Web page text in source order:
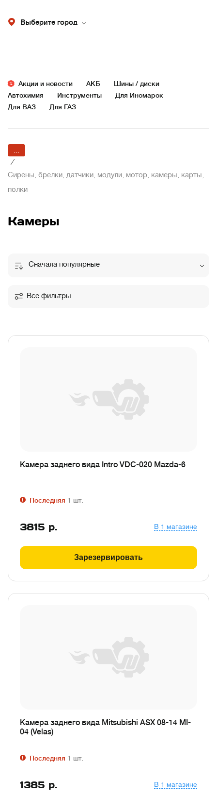
Выберите город
Акции и новости АКБ
Шины / диски
Автохимия
Инструменты
Для Иномарок
Для ВАЗ
Для ГАЗ
...
/
Сирены, брелки, датчики, модули, мотор, камеры, карты,
полки
Камеры
Сначала популярные
Все фильтры
Камера заднего вида Intro VDC-020 Mazda-6
Последняя 1 шт.
3815 р. В 1 магазине
Зарезервировать
Камера заднего вида Mitsubishi ASX 08-14 MI-
04 (Velas)
Последняя 1 шт.
1385 р. В 1 магазине